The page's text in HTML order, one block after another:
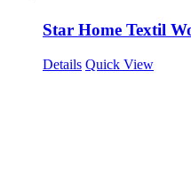
Star Home Textil
Details Quick View